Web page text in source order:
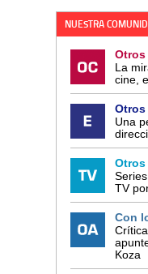
NUESTRA
Otros
La
cine,
Otros
Una
Otros
TV
Con
Koza